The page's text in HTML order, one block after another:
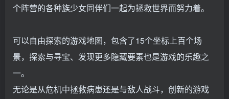
个阵营的各种族少女同伴们一起为拯救世界而努力着。
可以自由探索的游戏地图，包含了15个坐标上百个场
景，探索与寻宝、发现更多隐藏要素也是游戏的乐趣之
一。
无论是从危机中拯救病患还是与敌人战斗，创新的游戏